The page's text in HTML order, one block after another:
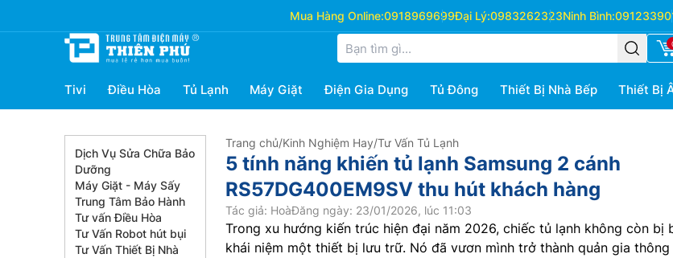
Mua Hàng Online:0918969699Đại Lý:0983262323Ninh Bình:
Tivi Điều Hòa Tủ Lạnh Máy Giặt Điện Gia Dụng Tủ Đông Thiết Bị Nhà Bếp Thiết Bị
Dịch Vụ Sửa Chữa Bảo
Dưỡng
Máy Giặt - Máy Sấy
Trung Tâm Bảo Hành
Tư vấn Điều Hòa
Tư Vấn Robot hút bụi
Tư Vấn Thiết Bị Nhà
Trang chủ/Kinh Nghiệm Hay/Tư Vấn Tủ Lạnh
5 tính năng khiến tủ lạnh Samsung 2 cánh
RS57DG400EM9SV thu hút khách hàng
Tác giả: HoàĐăng ngày: 23/01/2026, lúc 11:03
Trong xu hướng kiến trúc hiện đại năm 2026, chiếc tủ lạnh không còn bị
khái niệm một thiết bị lưu trữ. Nó đã vươn mình trở thành quản gia thông